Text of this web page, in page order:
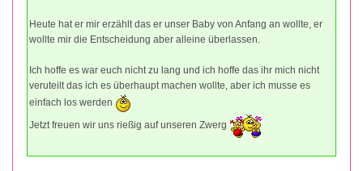
Heute hat er mir erzählt das er unser Baby von Anfang an wollte, er
wollte mir die Entscheidung aber alleine überlassen.
Ich hoffe es war euch nicht zu lang und ich hoffe das ihr mich nicht
veruteilt das ich es überhaupt machen wollte, aber ich musse es
einfach los werden
Jetzt freuen wir uns rießig auf unseren Zwerg